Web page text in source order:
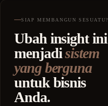
SIAP MEMBANGUN SESUATU?
Ubah insight ini
menjadi sistem
yang berguna
untuk bisnis
Anda.